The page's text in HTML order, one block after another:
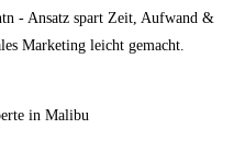
- Ansatz spart Zeit, Aufwand &
Marketing leicht gemacht.
in Malibu